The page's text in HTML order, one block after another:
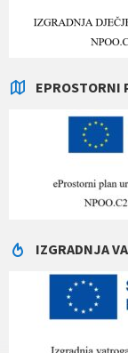
EPROSTORNI
IZGRADNJA